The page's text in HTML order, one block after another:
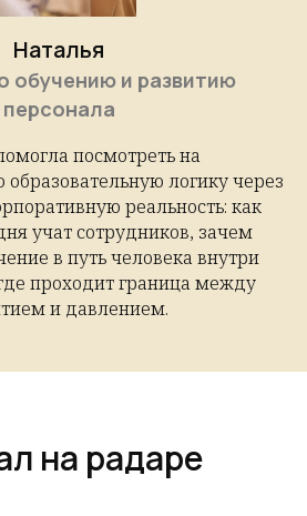
Наталья
обучению и развитию
персонала
посмотреть на
образовательную логику через
реальность: как
учат сотрудников, зачем
в путь человека внутри
проходит граница между
и давлением.
на радаре